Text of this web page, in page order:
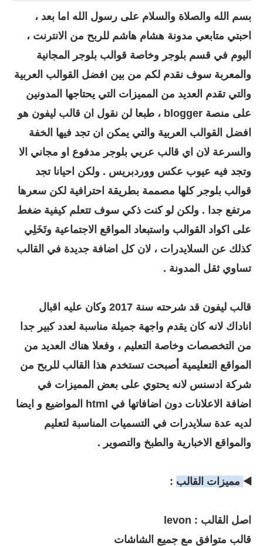
بسم الله والصلاة والسلام على رسول الله اما بعد ،
احبتي متابعي مدونة هشام هاشم للربح من الانترنت ،
اليوم في قسم بلوجر وخاصة قوالب بلوجر المجانية
والمعربة سوف نقدم لكم من بين افضل القوالب العربية
والتي تقدم العديد من المميزات التي يحتاجها المدونين
على منصة blogger ، طبعا لن نقول ان قالب ليفون هو
افضل القوالب العربية والتي يمكن ان تجد فيها الخفة
والسرعة لان اي قالب عربي بلوجر مدفوع او مجاني الا
وتجد فيه عيوب عكس ووردبريس . ولكن احيانا تجد
قوالب بلوجر كلها مصممة بطريقة احترافية لكن سعرها
مرتفع جدا . ولكن لو كنت ذكي سوف تتعلم كيفية ضغط
على اكواد القوالب واستبعاد المواقع الاجتماعية وتَخَلِي
كذلك عن السلايدرات ، لان كل اضافة جديدة في القالب
تساوي ثقل المدونة .
قالب ليفون قد شرحته سنة 2017 وكان عليه اقبال
اناداك لانه كان يقدم واجهة جميلة مناسبة لعدد كبير جدا
من التخصصات وخاصة التعليم ، وفعلا هناك العديد من
المواقع التعليمية أصبحت تستخدم هذا القالب للربح من
شركة ادسنس لانه يحتوي على بعض المميزات في
اضافة الاعلانات دون اضافاتها في html المواضيع و ايضا
لديه عدة سلايدرات في التسميات المناسبة لتعليم
والمواقع الاخبارية والطبخ والتصوير .
◀️ مميزات القالب :
اصل القالب : levon
قالب متوافق مع جميع الشاشات